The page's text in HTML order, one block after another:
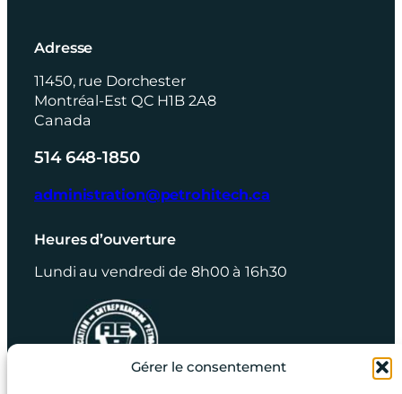
Gérer le consentement
Adresse
11450, rue Dorchester
Montréal-Est QC H1B 2A8
Canada
514 648-1850
administration@petrohitech.ca
Heures d’ouverture
Lundi au vendredi de 8h00 à 16h30